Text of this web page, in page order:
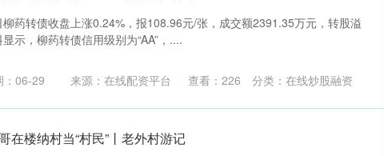
药转债收盘上涨0.24%，报108.96元/张，成交额2391.35万元，转股溢
示，柳药转债信用级别为“AA”，....
：06-29 来源：在线配资平台 查看： 226 分类： 在线炒股融资
在楼纳村当“村民”丨老外村游记